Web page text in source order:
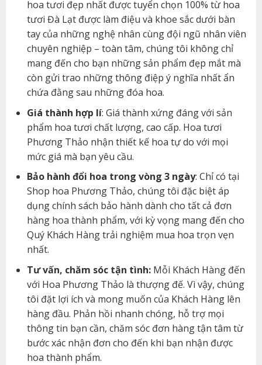
hoa tươi đẹp nhất được tuyển chọn 100% từ hoa
tươi Đà Lạt được làm điệu và khoe sắc dưới bàn
tay của những nghệ nhân cùng đội ngũ nhân viên
chuyên nghiệp – toàn tâm, chúng tôi không chỉ
mang đến cho bạn những sản phẩm đẹp mắt mà
còn gửi trao những thông điệp ý nghĩa nhất ẩn
chứa đằng sau những đóa hoa.
Giá thành hợp lí: Giá thành xứng đáng với sản
phẩm hoa tươi chất lượng, cao cấp. Hoa tươi
Phương Thảo nhận thiết kế hoa tự do với mọi
mức giá mà bạn yêu cầu.
Bảo hành đổi hoa trong vòng 3 ngày: Chỉ có tại
Shop hoa Phương Thảo, chúng tôi đặc biệt áp
dụng chính sách bảo hành dành cho tất cả đơn
hàng hoa thành phẩm, với kỳ vọng mang đến cho
Quý Khách Hàng trải nghiệm mua hoa trọn vẹn
nhất.
Tư vấn, chăm sóc tận tình:Mỗi Khách Hàng đến
với Hoa Phương Thảo là thượng đế. Vì vậy, chúng
tôi đặt lợi ích và mong muốn của Khách Hàng lên
hàng đầu. Phản hồi nhanh chóng, hỗ trợ mọi
thông tin bạn cần, chăm sóc đơn hàng tận tâm từ
bước xác nhận đơn cho đến khi bạn nhận được
hoa thành phẩm.